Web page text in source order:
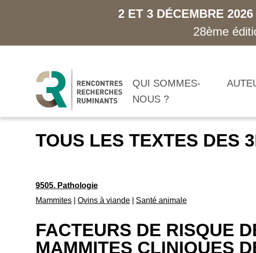
2 ET 3 DÉCEMBRE
28ème
QUI SOMMES-
NOUS ?
TOUS LES TEXTES DES
9505. Pathologie
Mammites
Ovins à viande Santé animale
FACTEURS DE RISQUE
MAMMITES CLINIQUES